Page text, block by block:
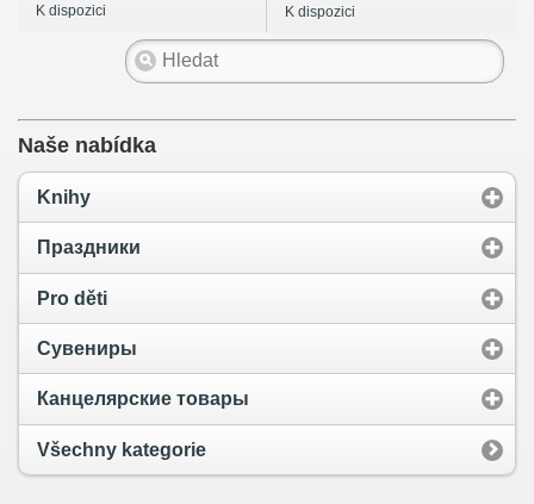
K dispozici K dispozici
Naše nabídka
Knihy
Праздники
Pro děti
Сувениры
Канцелярские товары
Všechny kategorie